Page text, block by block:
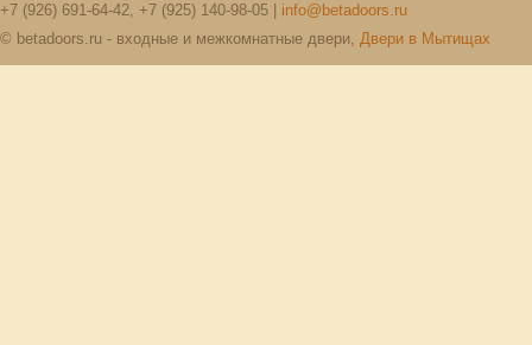
+7 (926) 691-64-42, +7 (925) 140-98-05 | info@betadoors.ru
© betadoors.ru - входные и межкомнатные двери, Двери в Мытищах